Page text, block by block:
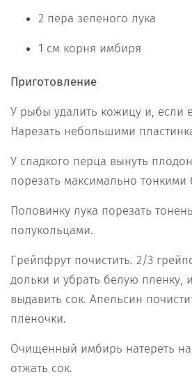
2 пера зеленого лука
1 см корня имбиря
Приготовление
У рыбы удалить кожицу и, если
Нарезать небольшими
У сладкого перца вынуть
порезать максимально тонкими
Половинку лука порезать
полукольцами.
Грейпфрут почистить. 2/3
дольки и убрать белую пленку,
выдавить сок. Апельсин
пленочки.
Очищенный имбирь натереть
отжать сок.